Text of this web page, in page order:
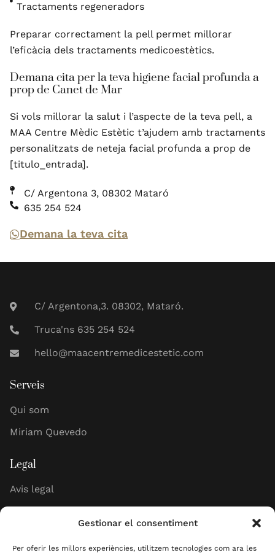
Gestionar el consentiment
Per oferir les millors experiències, utilitzem tecnologies com ara les
Tractaments regeneradors
Preparar correctament la pell permet millorar
l’eficàcia dels tractaments medicoestètics.
Demana cita per la teva higiene facial profunda a
prop de Canet de Mar
Si vols millorar la salut i l’aspecte de la teva pell, a
MAA Centre Mèdic Estètic t’ajudem amb tractaments
personalitzats de neteja facial profunda a prop de
[titulo_entrada].
C/ Argentona 3, 08302 Mataró
635 254 524
Demana la teva cita
C/ Argentona,3. 08302, Mataró.
Truca'ns 635 254 524
hello@maacentremedicestetic.com
Serveis
Qui som
Miriam Quevedo
Legal
Avis legal